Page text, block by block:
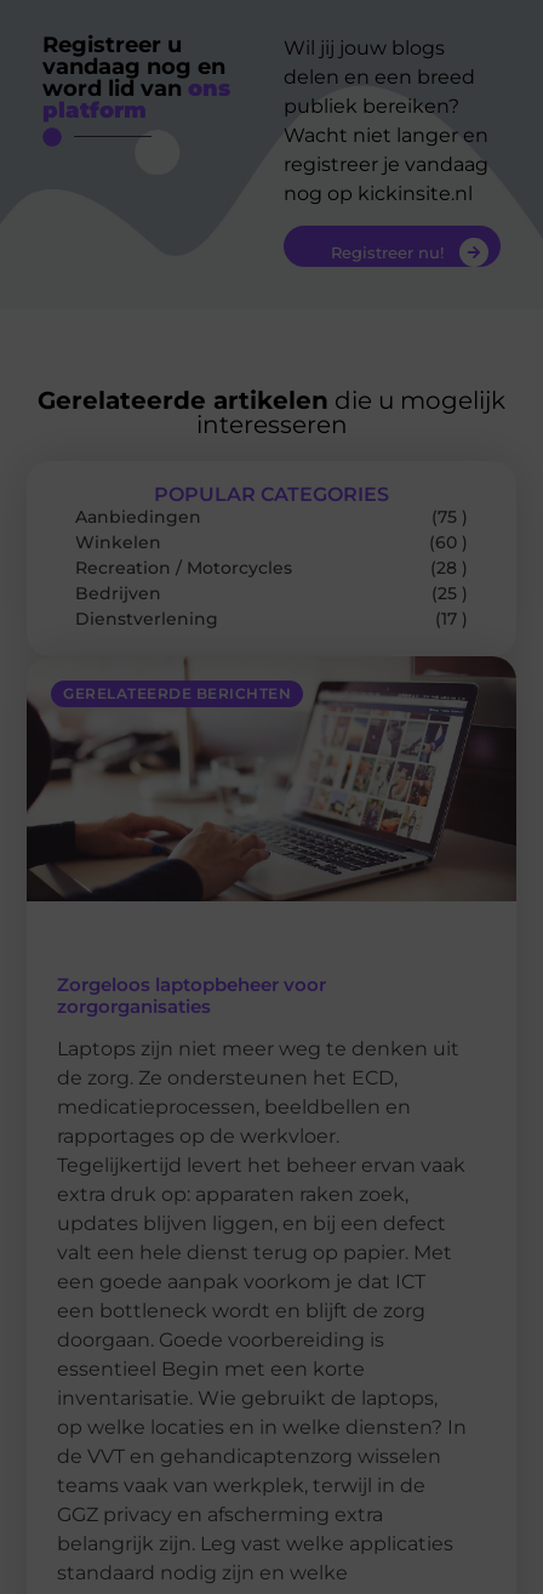
Registreer u
vandaag nog en
word lid van ons
platform
Wil jij jouw blogs
delen en een breed
publiek bereiken?
Wacht niet langer en
registreer je vandaag
nog op kickinsite.nl
Registreer nu!
Gerelateerde artikelen die u mogelijk
interesseren
GERELATEERDE BERICHTEN
Zorgeloos laptopbeheer voor
zorgorganisaties
Laptops zijn niet meer weg te denken uit
de zorg. Ze ondersteunen het ECD,
medicatieprocessen, beeldbellen en
rapportages op de werkvloer.
Tegelijkertijd levert het beheer ervan vaak
extra druk op: apparaten raken zoek,
updates blijven liggen, en bij een defect
valt een hele dienst terug op papier. Met
een goede aanpak voorkom je dat ICT
een bottleneck wordt en blijft de zorg
doorgaan. Goede voorbereiding is
essentieel Begin met een korte
inventarisatie. Wie gebruikt de laptops,
op welke locaties en in welke diensten? In
de VVT en gehandicaptenzorg wisselen
teams vaak van werkplek, terwijl in de
GGZ privacy en afscherming extra
belangrijk zijn. Leg vast welke applicaties
standaard nodig zijn en welke
POPULAR CATEGORIES
Aanbiedingen
(75 )
Winkelen
(60 )
Recreation / Motorcycles
(28 )
Bedrijven
(25 )
Dienstverlening
(17 )